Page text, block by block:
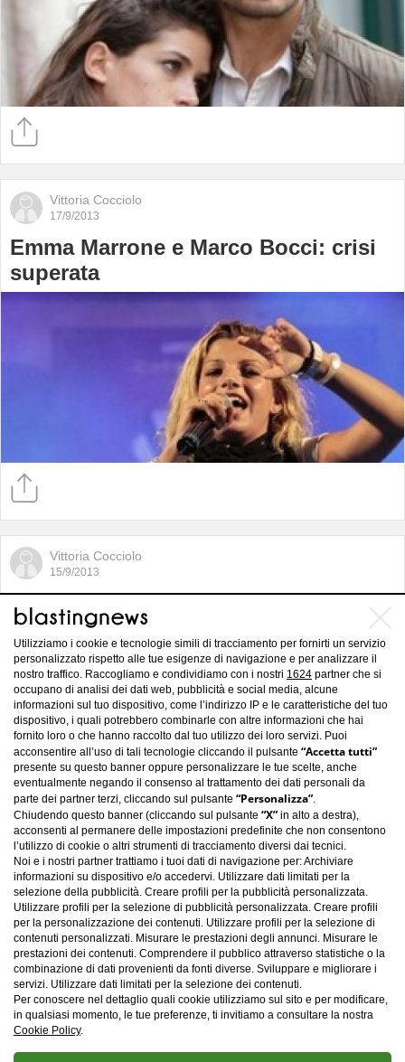
Vittoria Cocciolo
17/9/2013
Emma Marrone e Marco Bocci: crisi
superata
Vittoria Cocciolo
15/9/2013
Ecco la data di inizio riprese di
Shadowhunters città di cenere
Carica altro
Utilizziamo i cookie e tecnologie simili di tracciamento per fornirti un servizio
personalizzato rispetto alle tue esigenze di navigazione e per analizzare il
nostro traffico. Raccogliamo e condividiamo con i nostri 1624 partner che si
occupano di analisi dei dati web, pubblicità e social media, alcune
informazioni sul tuo dispositivo, come l’indirizzo IP e le caratteristiche del tuo
dispositivo, i quali potrebbero combinarle con altre informazioni che hai
fornito loro o che hanno raccolto dal tuo utilizzo dei loro servizi. Puoi
acconsentire all’uso di tali tecnologie cliccando il pulsante “Accetta tutti”
presente su questo banner oppure personalizzare le tue scelte, anche
eventualmente negando il consenso al trattamento dei dati personali da
parte dei partner terzi, cliccando sul pulsante “Personalizza”.
Chiudendo questo banner (cliccando sul pulsante “X” in alto a destra),
acconsenti al permanere delle impostazioni predefinite che non consentono
l’utilizzo di cookie o altri strumenti di tracciamento diversi dai tecnici.
Noi e i nostri partner trattiamo i tuoi dati di navigazione per: Archiviare
informazioni su dispositivo e/o accedervi. Utilizzare dati limitati per la
selezione della pubblicità. Creare profili per la pubblicità personalizzata.
Utilizzare profili per la selezione di pubblicità personalizzata. Creare profili
per la personalizzazione dei contenuti. Utilizzare profili per la selezione di
contenuti personalizzati. Misurare le prestazioni degli annunci. Misurare le
prestazioni dei contenuti. Comprendere il pubblico attraverso statistiche o la
combinazione di dati provenienti da fonti diverse. Sviluppare e migliorare i
servizi. Utilizzare dati limitati per la selezione dei contenuti.
Per conoscere nel dettaglio quali cookie utilizziamo sul sito e per modificare,
in qualsiasi momento, le tue preferenze, ti invitiamo a consultare la nostra
Cookie Policy.